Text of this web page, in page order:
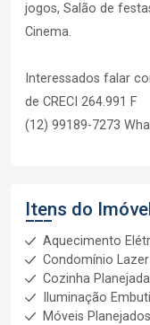
jogos, Salão de
Cinema.
Interessados falar
de CRECI 264.991 F
(12) 99189-7273
Itens do
Aquecimento
Condomínio
Cozinha Planejada
Iluminação
Móveis Planejados